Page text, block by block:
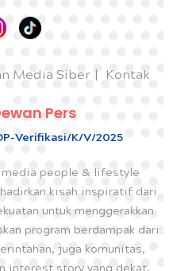
Media Siber Kontak
Pers
Verifikasi/K/V/2025
media people & lifestyle
kisah inspiratif dari
untuk menggerakkan
program berdampak dari
juga komunitas,